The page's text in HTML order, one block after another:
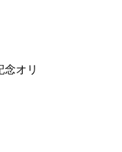
念オリ